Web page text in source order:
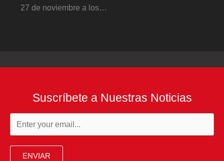
27 de noviembre a los…
Suscríbete a Nuestras Noticias
ENVIAR